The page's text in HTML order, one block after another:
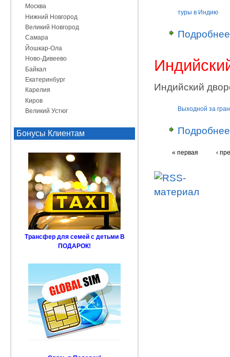
туры в Индию
Подробнее
Индийский
Выходной за
Подробнее
« первая ‹
Москва
Нижний Новгород
Великий Новгород
Самара
Йошкар-Ола
Ново-Дивеево
Байкал
Екатеринбург
Карелия
Киров
Великий Устюг
Бонусы Клиентам
Трансфер для семей с детьми В
ПОДАРОК!